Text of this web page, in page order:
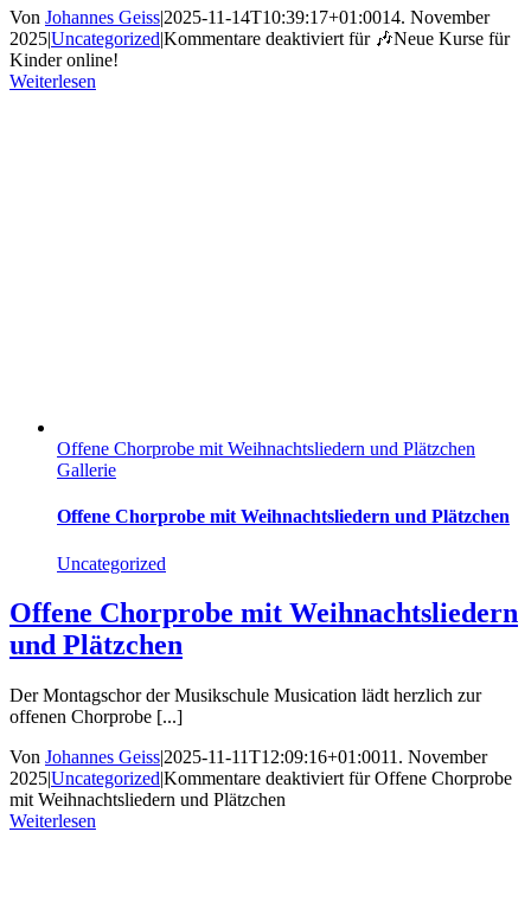
Von Johannes Geiss|2025-11-14T10:39:17+01:0014. November
2025|Uncategorized|Kommentare deaktiviert für 🎶Neue Kurse für
Kinder online!
Weiterlesen
Offene Chorprobe mit Weihnachtsliedern und Plätzchen
Gallerie
Offene Chorprobe mit Weihnachtsliedern und Plätzchen
Uncategorized
Offene Chorprobe mit Weihnachtsliedern
und Plätzchen
Der Montagschor der Musikschule Musication lädt herzlich zur
offenen Chorprobe [...]
Von Johannes Geiss|2025-11-11T12:09:16+01:0011. November
2025|Uncategorized|Kommentare deaktiviert für Offene Chorprobe
mit Weihnachtsliedern und Plätzchen
Weiterlesen